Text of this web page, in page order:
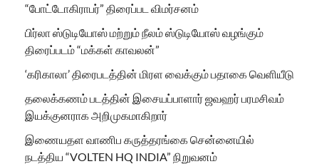
“போட்டோகிராபர்” திரைப்பட விமர்சனம்
பிர்லா ஸ்டுடியோஸ் மற்றும் நீலம் ஸ்டுடியோஸ் வழங்கும்
திரைப்படம் “மக்கள் காவலன்”
‘கரிகாலா’ திரைபடத்தின் மிரள வைக்கும் பதாகை வெளியீடு
தலைக்கணம் படத்தின் இசையப்பாளார் ஜவஹர் பரமசிவம்
இயக்குனராக அறிமுகமாகிறார்
இணையதள வாணிப கருத்தரங்கை சென்னையில்
நடத்திய “VOLTEN HQ INDIA” நிறுவனம்